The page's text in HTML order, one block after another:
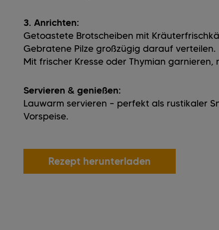
3. Anrichten:
Getoastete Brotscheiben mit
Gebratene Pilze großzügig darauf verteilen.
Mit frischer Kresse oder Thymian
Servieren & genießen:
Lauwarm servieren – perfekt als rustikaler
Vorspeise.
Rezept herunterladen